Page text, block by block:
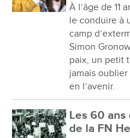
À l’âge de 11
le conduire à
camp
Simon
paix, un petit
jamais
en l’avenir.
Les 60
de la FN